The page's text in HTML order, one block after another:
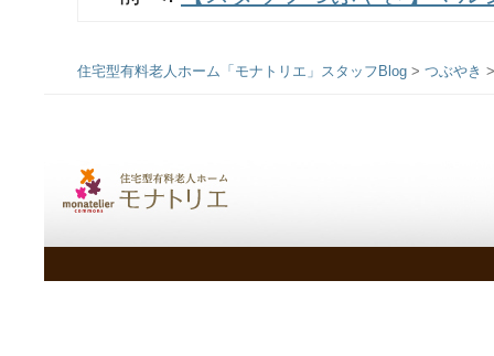
住宅型有料老人ホーム「モナトリエ」スタッフBlog > つぶやき